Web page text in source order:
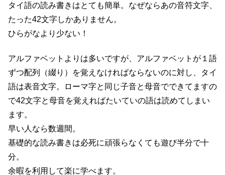
タイ語の読み書きはとても簡単。なぜならあの音符文字、
たった42文字しかありません。
ひらがなより少ない！
アルファベットよりは多いですが、アルファベットが１語
ずつ配列（綴り）を覚えなければならないのに対し、タイ
語は表音文字。ローマ字と同じ子音と母音でできてますの
で42文字と母音を覚えればたいていの語は読めてしまい
ます。
早い人なら数週間。
基礎的な読み書きは必死に頑張らなくても遊び半分で十
分。
余暇を利用して楽に学べます。